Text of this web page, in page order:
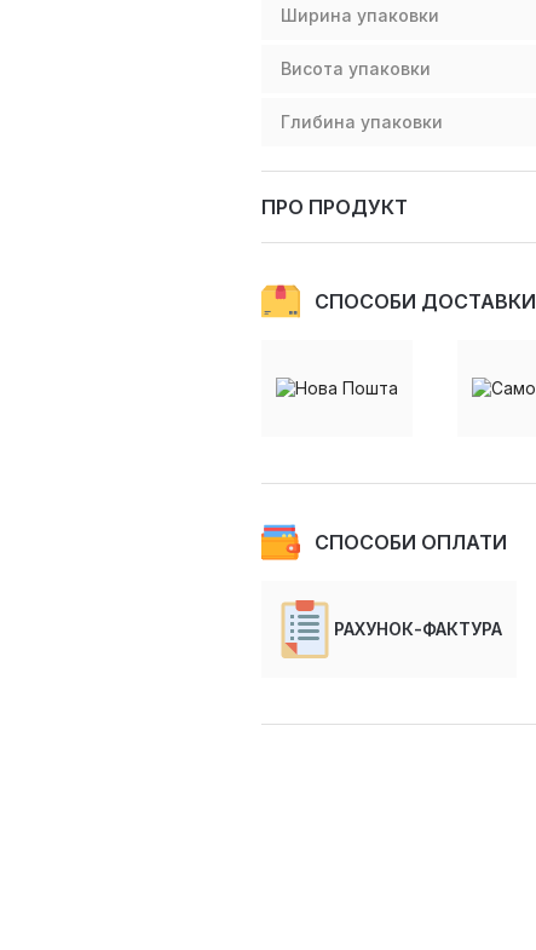
Ширина упаковки
Висота упаковки
Глибина упаковки
ПРО ПРОДУКТ
СПОСОБИ ДОСТАВКИ
СПОСОБИ ОПЛАТИ
РАХУНОК-ФАКТУРА